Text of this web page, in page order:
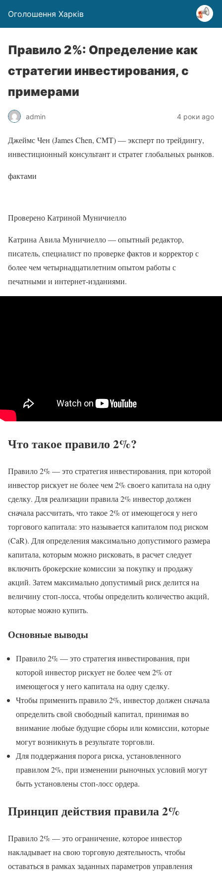
Оголошення Харків
Правило 2%: Определение как
стратегии инвестирования, с
примерами
admin 4 роки ago
Джеймс Чен (James Chen, CMT) — эксперт по трейдингу,
инвестиционный консультант и стратег глобальных рынков.
фактами
Проверено Катриной Муничиелло
Катрина Авила Муничиелло — опытный редактор,
писатель, специалист по проверке фактов и корректор с
более чем четырнадцатилетним опытом работы с
печатными и интернет-изданиями.
Что такое правило 2%?
Правило 2% — это стратегия инвестирования, при которой
инвестор рискует не более чем 2% своего капитала на одну
сделку. Для реализации правила 2% инвестор должен
сначала рассчитать, что такое 2% от имеющегося у него
торгового капитала: это называется капиталом под риском
(CaR). Для определения максимально допустимого размера
капитала, которым можно рисковать, в расчет следует
включить брокерские комиссии за покупку и продажу
акций. Затем максимально допустимый риск делится на
величину стоп-лосса, чтобы определить количество акций,
которые можно купить.
Основные выводы
Правило 2% — это стратегия инвестирования, при
которой инвестор рискует не более чем 2% от
имеющегося у него капитала на одну сделку.
Чтобы применить правило 2%, инвестор должен сначала
определить свой свободный капитал, принимая во
внимание любые будущие сборы или комиссии, которые
могут возникнуть в результате торговли.
Для поддержания порога риска, установленного
правилом 2%, при изменении рыночных условий могут
быть установлены стоп-лосс ордера.
Принцип действия правила 2%
Правило 2% — это ограничение, которое инвестор
накладывает на свою торговую деятельность, чтобы
оставаться в рамках заданных параметров управления